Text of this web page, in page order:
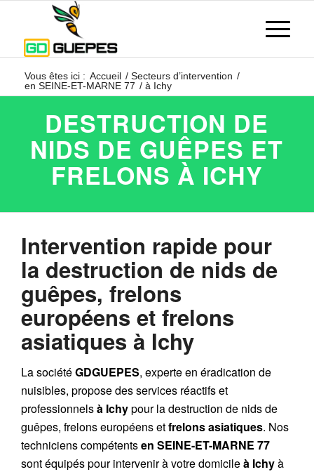
Vous êtes ici : Accueil / Secteurs d’intervention /
en SEINE-ET-MARNE 77 / à Ichy
DESTRUCTION DE
NIDS DE GUÊPES ET
FRELONS À ICHY
Intervention rapide pour
la destruction de nids de
guêpes, frelons
européens et frelons
asiatiques à Ichy
La sociétéGDGUEPES, experte en éradication de
nuisibles, propose des services réactifs et
professionnelsà Ichypour la destruction de nids de
guêpes, frelons européens etfrelons asiatiques. Nos
techniciens compétentsen SEINE-ET-MARNE 77
sont équipés pour intervenir à votre domicileà Ichyà